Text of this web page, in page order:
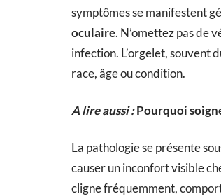
symptômes se manifestent
oculaire. N’omettez pas de
infection. L’orgelet, souvent
race, âge ou condition.
A lire aussi :Pourquoi
La pathologie se présente
causer un inconfort visible
cligne fréquemment,